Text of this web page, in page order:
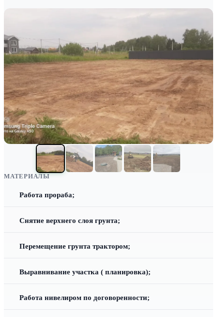
МАТЕРИАЛЫ
Работа прораба;
Снятие верхнего слоя грунта;
Перемещение грунта трактором;
Выравнивание участка ( планировка);
Работа нивелиром по договоренности;